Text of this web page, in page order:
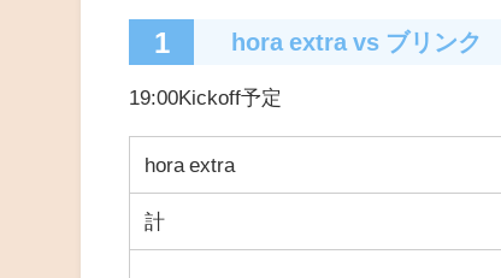
1 hora extra vs ブリンク
19:00Kickoff予定
hora extra
計